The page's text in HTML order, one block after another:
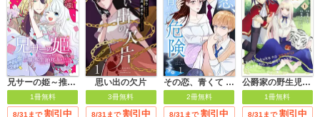
兄サーの姫～推しの妹に転生したけど、絶対に結ばれてみせます！～【合冊版】
1冊無料
8/31まで 割引中
思い出の欠片
3冊無料
8/31まで 割引中
その恋、青くて 危険です。
2冊無料
8/31まで 割引中
公爵家の野生児だけはやめておけ
1冊無料
8/31まで 割引中